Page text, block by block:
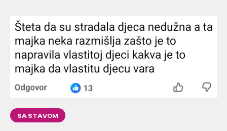
SA STAVOM